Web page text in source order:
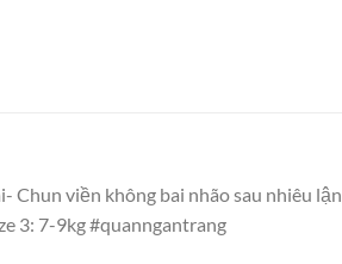
Chun viền không bai nhão sau nhiêu lận
3: 7-9kg #quanngantrang